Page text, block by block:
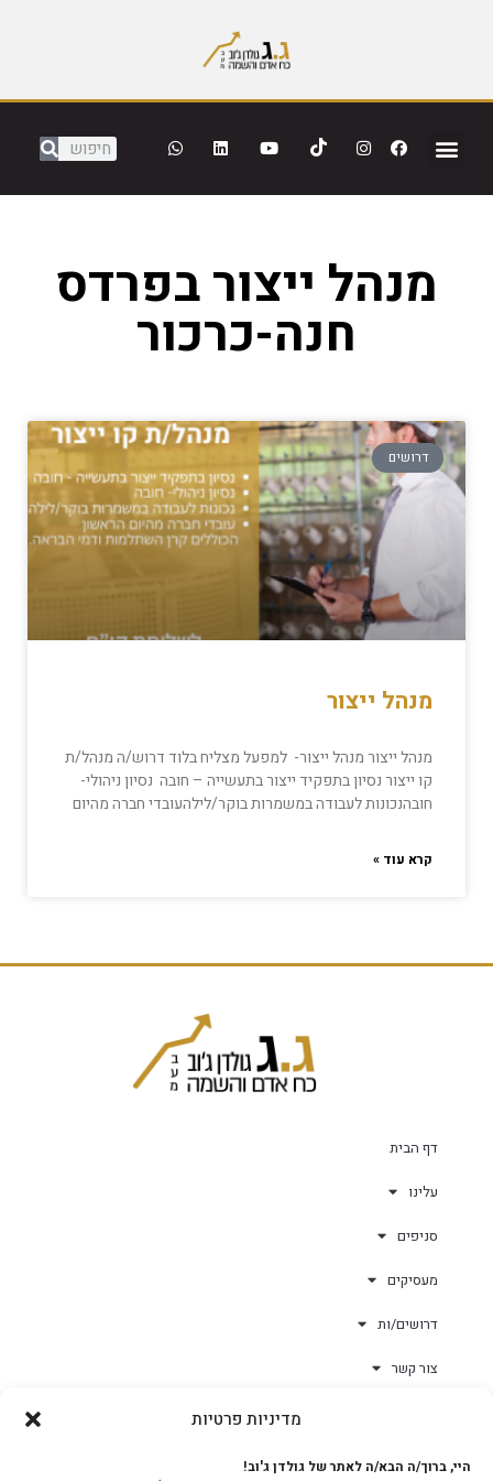
מדיניות פרטיות
היי, ברוך/ה הבא/ה לאתר של גולדן ג'וב!
מנהל ייצור בפרדס
חנה-כרכור
דרושים
מנהל ייצור
מנהל ייצור מנהל ייצור- למפעל מצליח בלוד דרוש/ה מנהל/ת
קו ייצור נסיון בתפקיד ייצור בתעשייה – חובה נסיון ניהולי-
חובהנכונות לעבודה במשמרות בוקר/לילהעובדי חברה מהיום
קרא עוד »
דף הבית
עלינו
סניפים
מעסיקים
דרושים/ות
צור קשר